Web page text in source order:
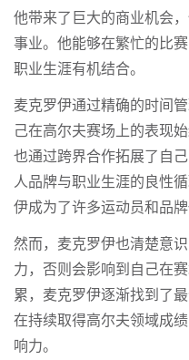
他带来了巨大的商业机会
事业。他能够在繁忙的比
职业生涯有机结合。
麦克罗伊通过精确的时间
己在高尔夫赛场上的表现
也通过跨界合作拓展了自
人品牌与职业生涯的良性
伊成为了许多运动员和品牌
然而，麦克罗伊也清楚意
力，否则会影响到自己在
累，麦克罗伊逐渐找到了
在持续取得高尔夫领域成
响力。